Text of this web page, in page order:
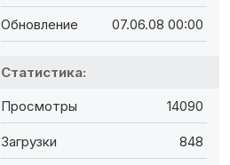
Обновление 07.06.08 00:00
Статистика:
Просмотры 14090
Загрузки 848